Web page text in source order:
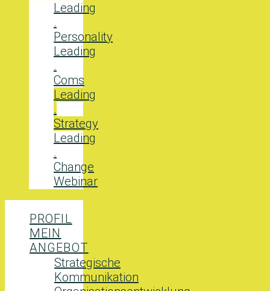
Leading
.
Personality
Leading
.
Coms
Leading
.
Strategy
Leading
.
Change
Webinar
PROFIL
MEIN
ANGEBOT
Strategische
Kommunikation